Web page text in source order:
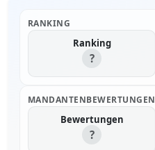
RANKING
Ranking
?
MANDANTENBEWERTUNGEN
Bewertungen
?